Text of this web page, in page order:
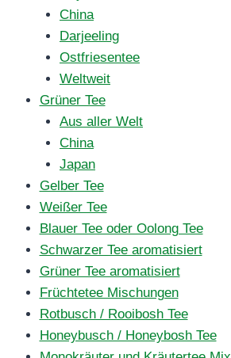
China
Darjeeling
Ostfriesentee
Weltweit
Grüner Tee
Aus aller Welt
China
Japan
Gelber Tee
Weißer Tee
Blauer Tee oder Oolong Tee
Schwarzer Tee aromatisiert
Grüner Tee aromatisiert
Früchtetee Mischungen
Rotbusch / Rooibosh Tee
Honeybusch / Honeybosh Tee